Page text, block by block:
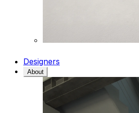
Designers
About